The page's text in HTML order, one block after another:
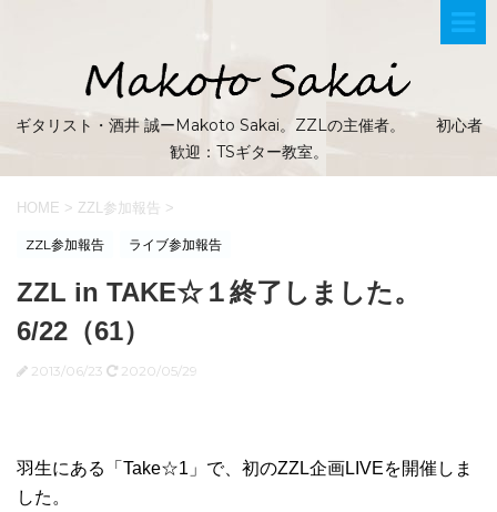
ギタリスト・酒井 誠ーMakoto Sakai。ZZLの主催者。 初心者
歓迎：TSギター教室。
HOME > ZZL参加報告 >
ZZL参加報告 ライブ参加報告
ZZL in TAKE☆１終了しました。
6/22（61）
2013/06/23 2020/05/29
羽生にある「Take☆1」で、初のZZL企画LIVEを開催しま
した。